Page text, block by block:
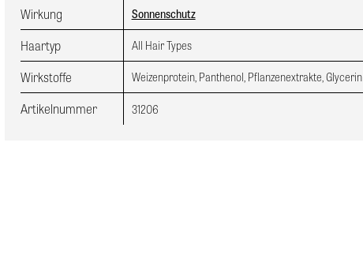
Wirkung Sonnenschutz
Haartyp All Hair Types
Wirkstoffe Weizenprotein, Panthenol, Pflanzenextrakte, Glycerin
Artikelnummer 31206